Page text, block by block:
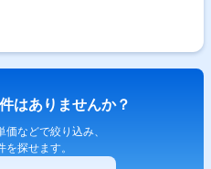
はありませんか？
価などで絞り込み、
探せます。